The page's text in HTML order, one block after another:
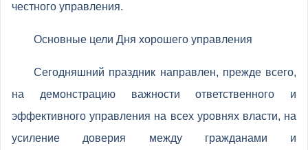
честного управления.
Основные цели Дня хорошего управления
Сегодняшний праздник направлен, прежде всего,
на демонстрацию важности ответственного и
эффективного управления на всех уровнях власти, на
усиление доверия между гражданами и